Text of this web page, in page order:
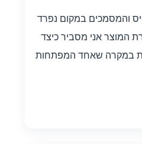
והמסמכים במקום נפרד
המוצר אני מסביר כיצד
במקרה שאחד המפתחות